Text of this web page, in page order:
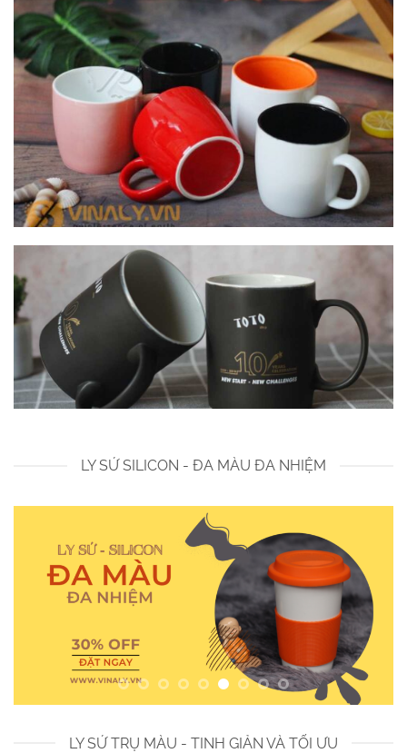
LY SỨ SILICON - ĐA MÀU ĐA NHIỆM
LY SỨ TRỤ MÀU - TINH GIẢN VÀ TỐI ƯU